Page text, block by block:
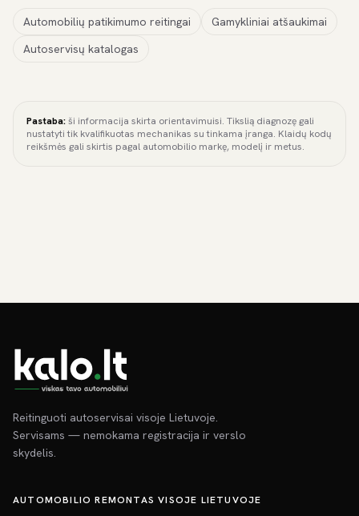
Automobilių patikimumo reitingai
Gamykliniai atšaukimai
Autoservisų katalogas
Pastaba:ši informacija skirta orientavimuisi. Tikslią diagnozę gali
nustatyti tik kvalifikuotas mechanikas su tinkama įranga. Klaidų kodų
reikšmės gali skirtis pagal automobilio markę, modelį ir metus.
Reitinguoti autoservisai visoje Lietuvoje.
Servisams — nemokama registracija ir verslo
skydelis.
AUTOMOBILIO REMONTAS VISOJE LIETUVOJE